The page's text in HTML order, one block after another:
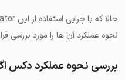
نحوه عملکرد آن ها را مورد بررسی
بررسی نحوه عملکرد دکس